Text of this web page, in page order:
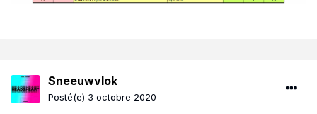
Sneeuwvlok
Posté(e) 3 octobre 2020